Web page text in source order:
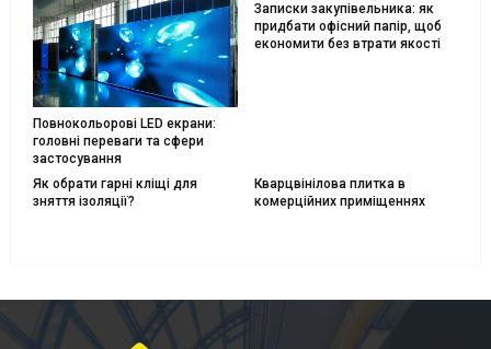
Повнокольорові LED екрани:
головні переваги та сфери
застосування
Записки закупівельника: як
придбати офісний папір, щоб
економити без втрати якості
Як обрати гарні кліщі для
зняття ізоляції?
Кварцвінілова плитка в
комерційних приміщеннях